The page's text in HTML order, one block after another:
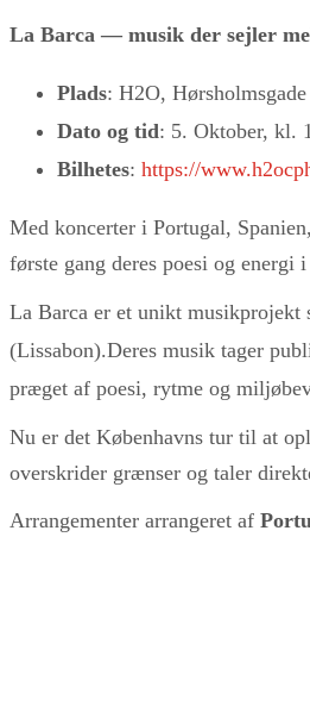
La Barca — musik der sejler
Plads: H2O,
Dato og tid: 5. Oktober, kl.
Bilhetes: https://
Med koncerter i Portugal,
første gang deres poesi og energi
La Barca er et unikt musikprojekt
(Lissabon).Deres musik tager
præget af poesi, rytme og
Nu er det Københavns tur til at
overskrider grænser og taler
Arrangementer arrangeret af